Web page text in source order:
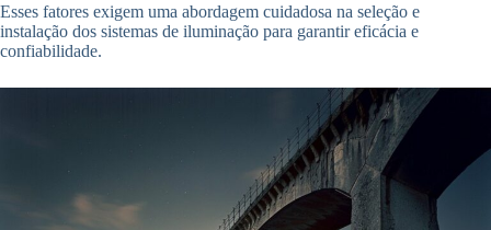
Esses fatores exigem uma abordagem cuidadosa na seleção e
instalação dos sistemas de iluminação para garantir eficácia e
confiabilidade.